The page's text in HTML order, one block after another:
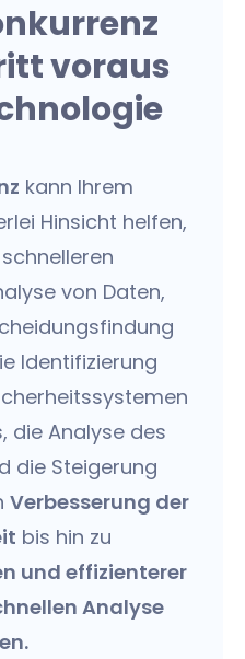
voraus
kann Ihrem
Hinsicht helfen,
von Daten,
Identifizierung
die Analyse des
die Steigerung
Verbesserung der
bis hin zu
und effizienterer
Analyse